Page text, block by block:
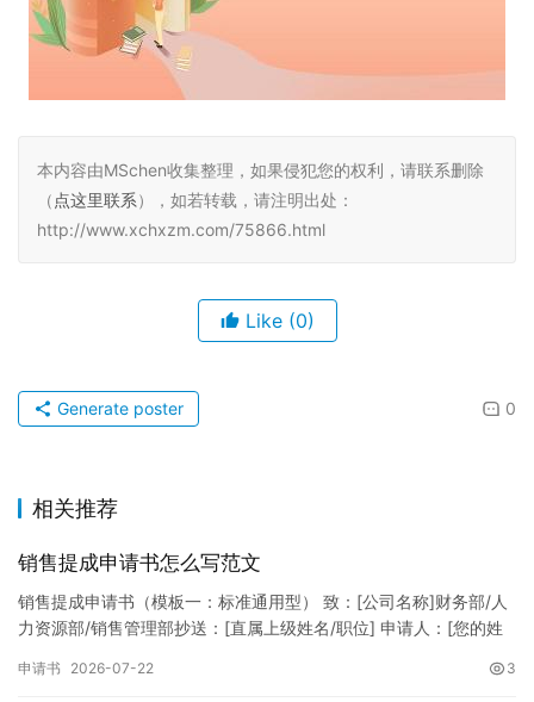
本内容由MSchen收集整理，如果侵犯您的权利，请联系删除
（ 点这里联系），如若转载，请注明出处：
http://www.xchxzm.com/75866.html
Like (0)
0
Generate poster
相关推荐
销售提成申请书怎么写范文
销售提成申请书（模板一：标准通用型） 致：[公司名称]财务部/人
力资源部/销售管理部抄送：[直属上级姓名/职位] 申请人：[您的姓
申请书 2026-07-22 3